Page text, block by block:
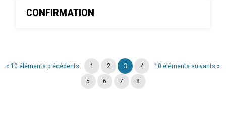
CONFIRMATION
« 10 éléments précédents 10 éléments suivants »
1 2 3 4
5 6 7 8